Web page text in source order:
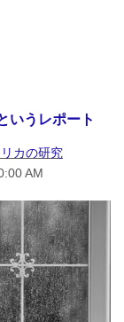
いうレポート
カの研究
AM